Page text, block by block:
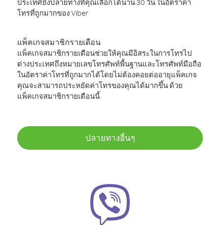
ประเทศยังปลายทางที่คุณเลือกได้นาน 30 วัน ในอัตราค่า
โทรที่ถูกมากของ Viber
แพ็คเกจสมาชิกรายเดือน
แพ็คเกจสมาชิกรายเดือนช่วยให้คุณมีอิสระในการโทรไป
ต่างประเทศถึงหมายเลขโทรศัพท์พื้นฐานและโทรศัพท์มือถือ
ในอัตราค่าโทรที่ถูกมากได้โดยไม่ต้องคอยต่ออายุแพ็คเกจ
คุณจะสามารถประหยัดค่าโทรของคุณได้มากขึ้น ด้วย
แพ็คเกจสมาชิกรายเดือนนี้
ปลายทางอื่นๆ